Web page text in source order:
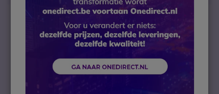
Ga naar het einde van de afbeeldingen-gallerij